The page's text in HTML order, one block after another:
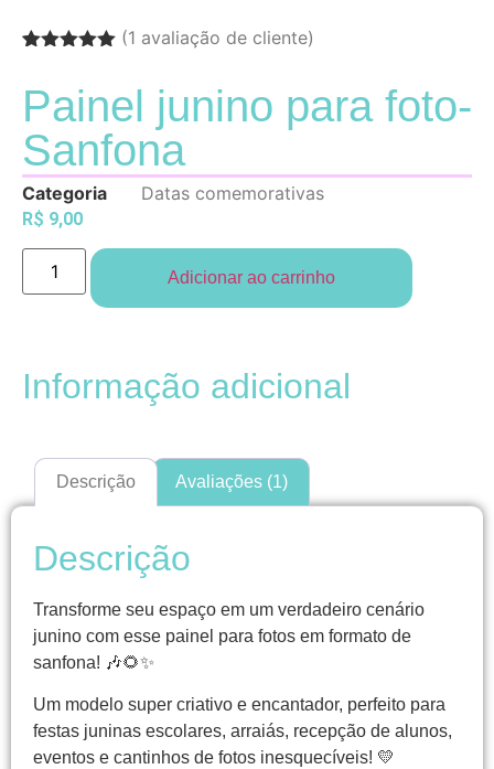
de 5, com
baseado
em
avaliação
de cliente
(1 avaliação de cliente)
Painel junino para foto-
Sanfona
Categoria Datas comemorativas
R$ 9,00
Adicionar ao carrinho
Informação adicional
Descrição Avaliações (1)
Descrição
Transforme seu espaço em um verdadeiro cenário
junino com esse painel para fotos em formato de
sanfona! 🎶🌻✨
Um modelo super criativo e encantador, perfeito para
festas juninas escolares, arraiás, recepção de alunos,
eventos e cantinhos de fotos inesquecíveis! 💛